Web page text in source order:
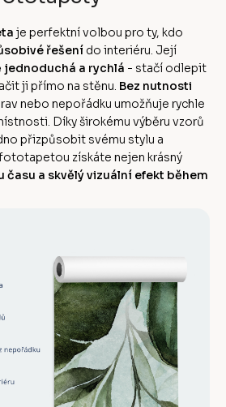
je perfektní volbou pro ty, kdo
řešení do interiéru. Její
a rychlá - stačí odlepit
ji přímo na stěnu. Bez nutnosti
nebo nepořádku umožňuje rychle
Díky širokému výběru vzorů
přizpůsobit svému stylu a
získáte nejen krásný
času a skvělý vizuální efekt během